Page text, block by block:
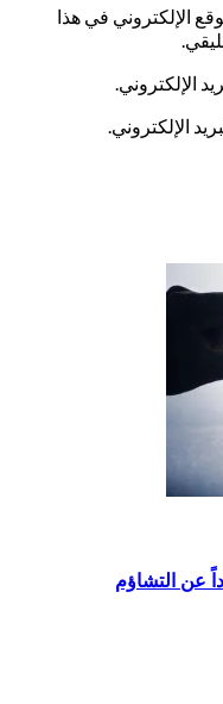
الإلكتروني في هذا
الإلكتروني.
الإلكتروني.
عن التشاؤم